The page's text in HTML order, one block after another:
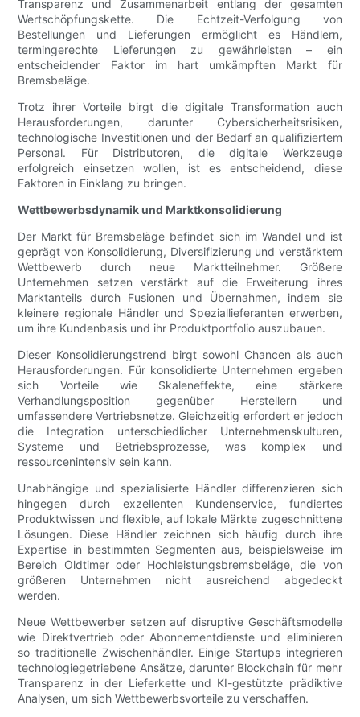
Transparenz und Zusammenarbeit entlang der gesamten
Wertschöpfungskette. Die Echtzeit-Verfolgung von
Bestellungen und Lieferungen ermöglicht es Händlern,
termingerechte Lieferungen zu gewährleisten – ein
entscheidender Faktor im hart umkämpften Markt für
Bremsbeläge.
Trotz ihrer Vorteile birgt die digitale Transformation auch
Herausforderungen, darunter Cybersicherheitsrisiken,
technologische Investitionen und der Bedarf an qualifiziertem
Personal. Für Distributoren, die digitale Werkzeuge
erfolgreich einsetzen wollen, ist es entscheidend, diese
Faktoren in Einklang zu bringen.
Wettbewerbsdynamik und Marktkonsolidierung
Der Markt für Bremsbeläge befindet sich im Wandel und ist
geprägt von Konsolidierung, Diversifizierung und verstärktem
Wettbewerb durch neue Marktteilnehmer. Größere
Unternehmen setzen verstärkt auf die Erweiterung ihres
Marktanteils durch Fusionen und Übernahmen, indem sie
kleinere regionale Händler und Speziallieferanten erwerben,
um ihre Kundenbasis und ihr Produktportfolio auszubauen.
Dieser Konsolidierungstrend birgt sowohl Chancen als auch
Herausforderungen. Für konsolidierte Unternehmen ergeben
sich Vorteile wie Skaleneffekte, eine stärkere
Verhandlungsposition gegenüber Herstellern und
umfassendere Vertriebsnetze. Gleichzeitig erfordert er jedoch
die Integration unterschiedlicher Unternehmenskulturen,
Systeme und Betriebsprozesse, was komplex und
ressourcenintensiv sein kann.
Unabhängige und spezialisierte Händler differenzieren sich
hingegen durch exzellenten Kundenservice, fundiertes
Produktwissen und flexible, auf lokale Märkte zugeschnittene
Lösungen. Diese Händler zeichnen sich häufig durch ihre
Expertise in bestimmten Segmenten aus, beispielsweise im
Bereich Oldtimer oder Hochleistungsbremsbeläge, die von
größeren Unternehmen nicht ausreichend abgedeckt
werden.
Neue Wettbewerber setzen auf disruptive Geschäftsmodelle
wie Direktvertrieb oder Abonnementdienste und eliminieren
so traditionelle Zwischenhändler. Einige Startups integrieren
technologiegetriebene Ansätze, darunter Blockchain für mehr
Transparenz in der Lieferkette und KI-gestützte prädiktive
Analysen, um sich Wettbewerbsvorteile zu verschaffen.